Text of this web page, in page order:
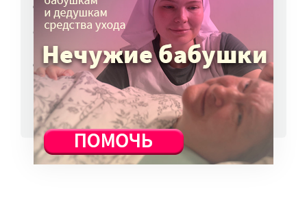
6 авг, 13:19
Обязать самозанятых платить пенсионные
взносы предлагают профсоюзы
6 авг, 10:51
ВСЕ НОВОСТИ